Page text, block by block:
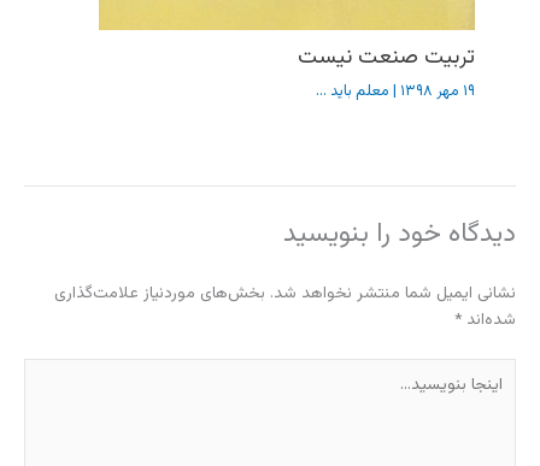
تربیت صنعت نیست
۱۹ مهر ۱۳۹۸ | معلم باید ...
دیدگاه‌ خود را بنویسید
نشانی ایمیل شما منتشر نخواهد شد. بخش‌های موردنیاز علامت‌گذاری
شده‌اند *
بنویسید…